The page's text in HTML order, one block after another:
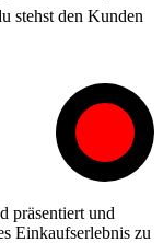
stehst den Kunden
präsentiert und
Einkaufserlebnis zu